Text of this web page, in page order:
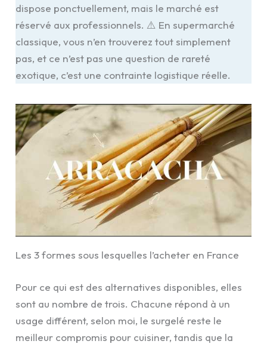
dispose ponctuellement, mais le marché est
réservé aux professionnels. ⚠️ En supermarché
classique, vous n’en trouverez tout simplement
pas, et ce n’est pas une question de rareté
exotique, c’est une contrainte logistique réelle.
Les 3 formes sous lesquelles l’acheter en France
Pour ce qui est des alternatives disponibles, elles
sont au nombre de trois. Chacune répond à un
usage différent, selon moi, le surgelé reste le
meilleur compromis pour cuisiner, tandis que la